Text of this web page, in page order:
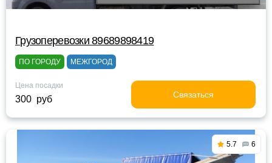
Грузоперевозки 89689898419
ПО ГОРОДУ МЕЖГОРОД
Цена посадки
300 руб Связаться
5.7 6